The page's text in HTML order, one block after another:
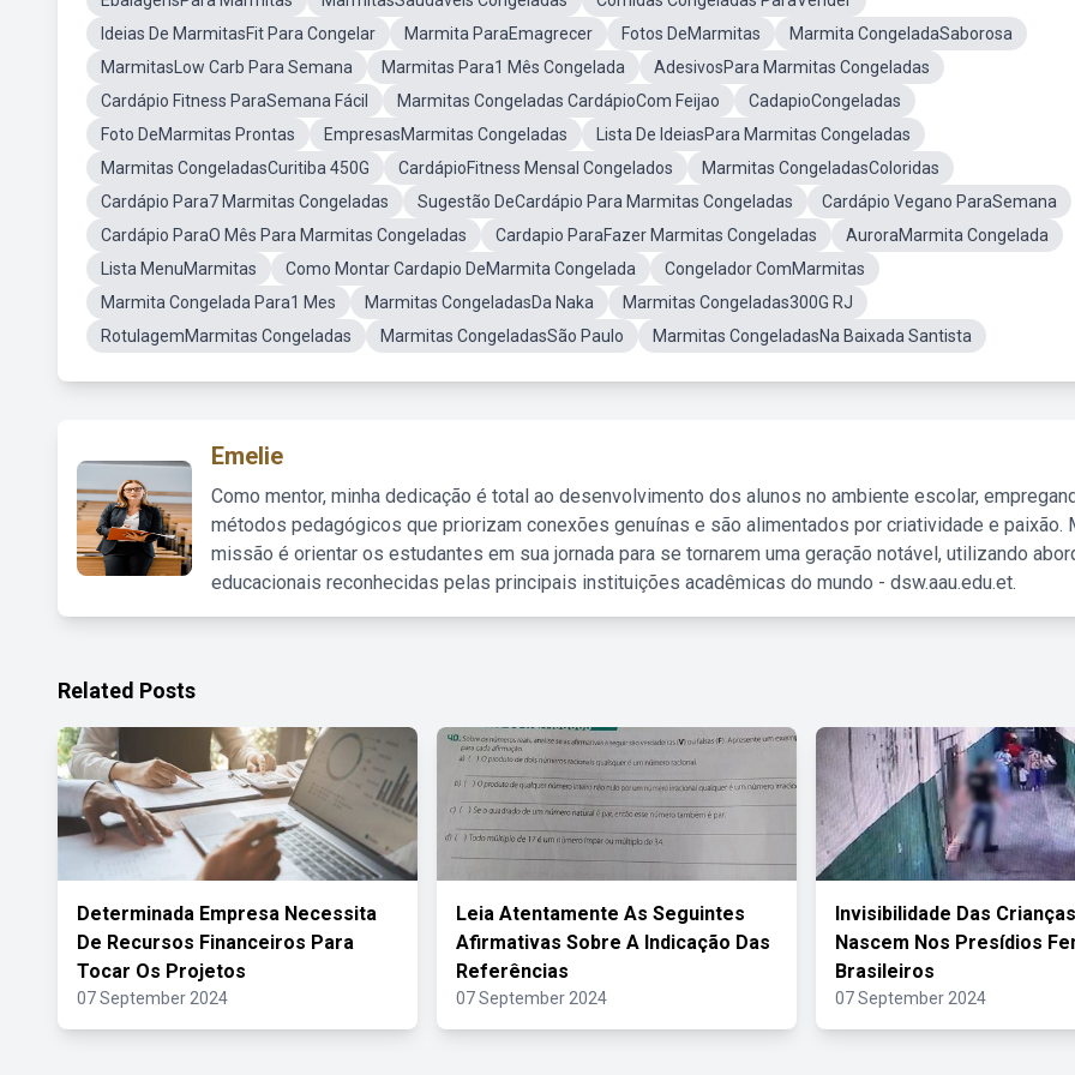
Ideias De MarmitasFit Para Congelar
Marmita ParaEmagrecer Fotos DeMarmitas
Marmita CongeladaSaborosa
MarmitasLow Carb Para Semana
Marmitas Para1 Mês Congelada
AdesivosPara Marmitas Congeladas
Cardápio Fitness ParaSemana Fácil
Marmitas Congeladas CardápioCom Feijao
CadapioCongeladas
Foto DeMarmitas Prontas
EmpresasMarmitas Congeladas
Lista De IdeiasPara Marmitas Congeladas
Marmitas CongeladasCuritiba 450G
CardápioFitness Mensal Congelados
Marmitas CongeladasColoridas
Cardápio Para7 Marmitas Congeladas
Sugestão DeCardápio Para Marmitas Congeladas
Cardápio Vegano ParaSemana
Cardápio ParaO Mês Para Marmitas Congeladas
Cardapio ParaFazer Marmitas Congeladas
AuroraMarmita Congelada
Lista MenuMarmitas
Como Montar Cardapio DeMarmita Congelada
Congelador ComMarmitas
Marmita Congelada Para1 Mes
Marmitas CongeladasDa Naka
Marmitas Congeladas300G RJ
RotulagemMarmitas Congeladas
Marmitas CongeladasSão Paulo Marmitas CongeladasNa Baixada Santista
Emelie
Como mentor, minha dedicação é total ao desenvolvimento dos alunos no ambiente escolar,
métodos pedagógicos que priorizam conexões genuínas e são alimentados por criatividade e paixão.
missão é orientar os estudantes em sua jornada para se tornarem uma geração notável, utilizando
educacionais reconhecidas pelas principais instituições acadêmicas do mundo - dsw.aau.edu.et.
Related Posts
Determinada Empresa Necessita
De Recursos Financeiros Para
Tocar Os Projetos
07 September 2024
Leia Atentamente As Seguintes
Afirmativas Sobre A Indicação Das
Referências
07 September 2024
Invisibilidade Das
Nascem Nos Presídios
Brasileiros
07 September 2024